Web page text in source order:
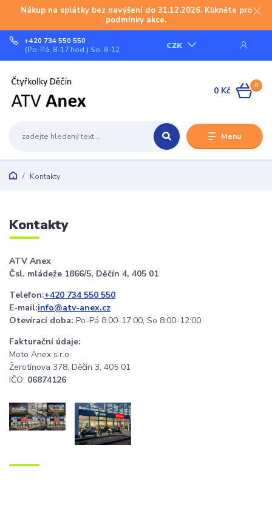
Nákup na splátky bez navýšení do 31.12.2026. Klikněte pro
podmínky akce.
Menu
CZK
+420 734 550 550
(Po-Pá, 8-17 hod.) So, 8-12
0
0 Kč
Kontakty
Kontakty
ATV Anex
Čsl. mládeže 1866/5, Děčín 4, 405 01
Telefon:+420 734 550 550
E-mail:info@atv-anex.cz
Otevírací doba: Po-Pá 8:00-17:00, So 8:00-12:00
Fakturační údaje:
Moto Anex s.r.o.
Žerotínova 378, Děčín 3, 405 01
IČO: 06874126